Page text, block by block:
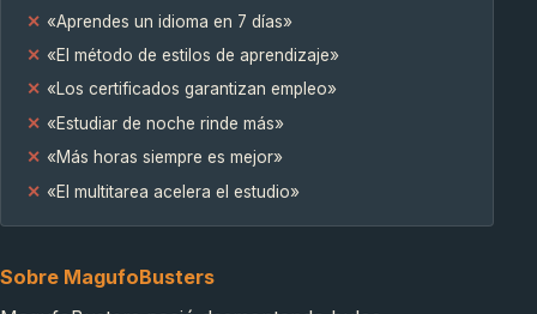
«Aprendes un idioma en 7 días»
«El método de estilos de aprendizaje»
«Los certificados garantizan empleo»
«Estudiar de noche rinde más»
«Más horas siempre es mejor»
«El multitarea acelera el estudio»
Sobre MagufoBusters